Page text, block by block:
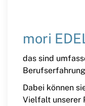
mori
das sind
Dabei können
Vielfalt unserer